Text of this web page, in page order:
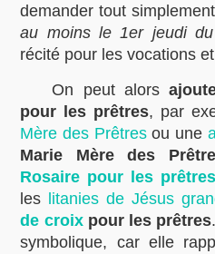
demander tout
au moins le 1er jeudi
récité pour les vocations
On peut alors
pour les prêtres, par
Mère des Prêtresou une
Marie Mère des
Rosaire pour les prêtres
les
litanies de Jésus
de croixpour les prêtres
symbolique, car elle